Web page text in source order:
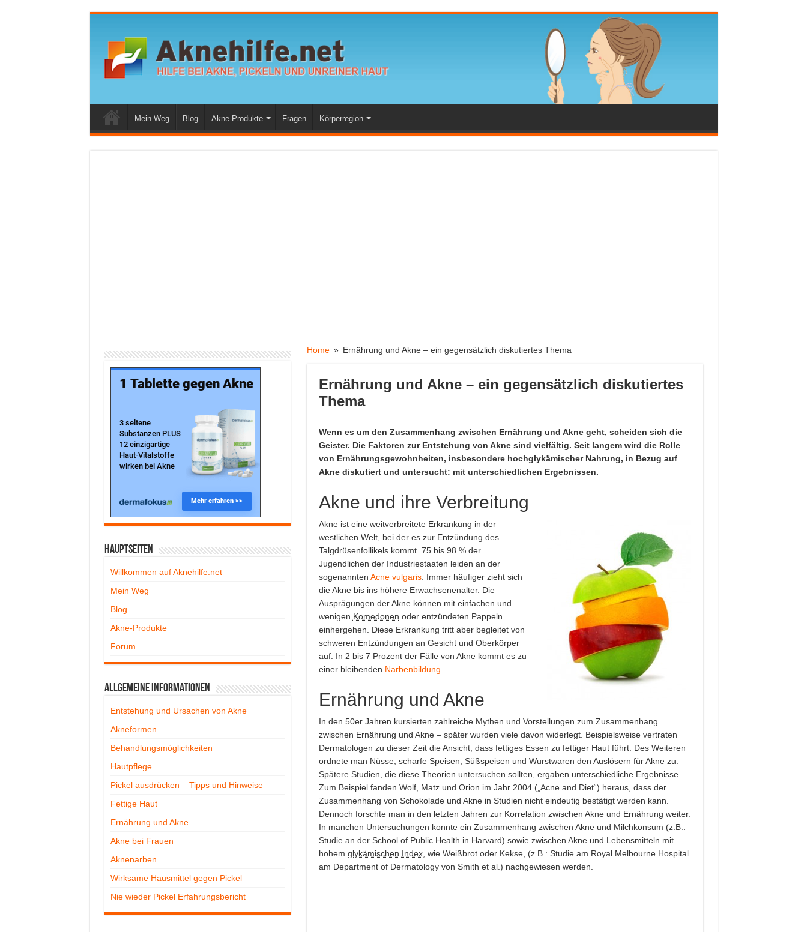
Mein Weg Blog Akne-Produkte Fragen Körperregion
Home » Ernährung und Akne – ein gegensätzlich diskutiertes Thema
Ernährung und Akne – ein gegensätzlich diskutiertes
Thema
Wenn es um den Zusammenhang zwischen Ernährung und Akne geht, scheiden sich die
Geister. Die Faktoren zur Entstehung von Akne sind vielfältig. Seit langem wird die Rolle
von Ernährungsgewohnheiten, insbesondere hochglykämischer Nahrung, in Bezug auf
Akne diskutiert und untersucht: mit unterschiedlichen Ergebnissen.
Akne und ihre Verbreitung
Akne ist eine weitverbreitete Erkrankung in der
westlichen Welt, bei der es zur Entzündung des
Talgdrüsenfollikels kommt. 75 bis 98 % der
Jugendlichen der Industriestaaten leiden an der
sogenannten Acne vulgaris. Immer häufiger zieht sich
die Akne bis ins höhere Erwachsenenalter. Die
Ausprägungen der Akne können mit einfachen und
wenigen Komedonen oder entzündeten Pappeln
einhergehen. Diese Erkrankung tritt aber begleitet von
schweren Entzündungen an Gesicht und Oberkörper
auf. In 2 bis 7 Prozent der Fälle von Akne kommt es zu
einer bleibenden Narbenbildung
Ernährung und Akne
In den 50er Jahren kursierten zahlreiche Mythen und Vorstellungen zum Zusammenhang
zwischen Ernährung und Akne – später wurden viele davon widerlegt. Beispielsweise vertraten
Dermatologen zu dieser Zeit die Ansicht, dass fettiges Essen zu fettiger Haut führt. Des Weiteren
ordnete man Nüsse, scharfe Speisen, Süßspeisen und Wurstwaren den Auslösern für Akne zu.
Spätere Studien, die diese Theorien untersuchen sollten, ergaben unterschiedliche Ergebnisse.
Zum Beispiel fanden Wolf, Matz und Orion im Jahr 2004 („Acne and Diet“) heraus, dass der
Zusammenhang von Schokolade und Akne in Studien nicht eindeutig bestätigt werden kann.
Dennoch forschte man in den letzten Jahren zur Korrelation zwischen Akne und Ernährung weiter.
In manchen Untersuchungen konnte ein Zusammenhang zwischen Akne und Milchkonsum (z.B.:
Studie an der School of Public Health in Harvard) sowie zwischen Akne und Lebensmitteln mit
hohem glykämischen Index, wie Weißbrot oder Kekse, (z.B.: Studie am Royal Melbourne Hospital
am Department of Dermatology von Smith et al.) nachgewiesen werden.
Hauptseiten
Willkommen auf Aknehilfe.net
Mein Weg
Blog
Akne-Produkte
Forum
Allgemeine Informationen
Entstehung und Ursachen von Akne
Akneformen
Behandlungsmöglichkeiten
Hautpflege
Pickel ausdrücken – Tipps und Hinweise
Fettige Haut
Ernährung und Akne
Akne bei Frauen
Aknenarben
Wirksame Hausmittel gegen Pickel
Nie wieder Pickel Erfahrungsbericht